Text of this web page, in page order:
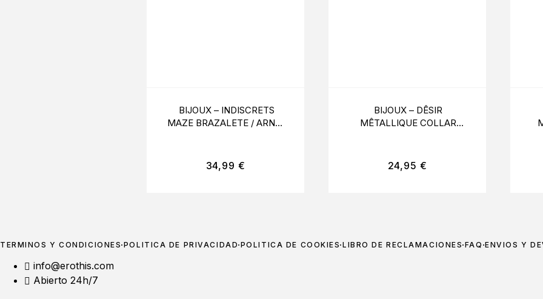
BIJOUX – INDISCRETS
MAZE BRAZALETE / ARNÊS
34,99 €
BIJOUX – DÊSIR
MÊTALLIQUE COLLAR
24,95 €
TÉRMINOS Y CONDICIONES POLÍTICA DE PRIVACIDAD POLÍTICA DE COOKIES LIBRO DE RECLAMACIONES FAQ ENVÍOS Y
info@erothis.com
Abierto 24h/7